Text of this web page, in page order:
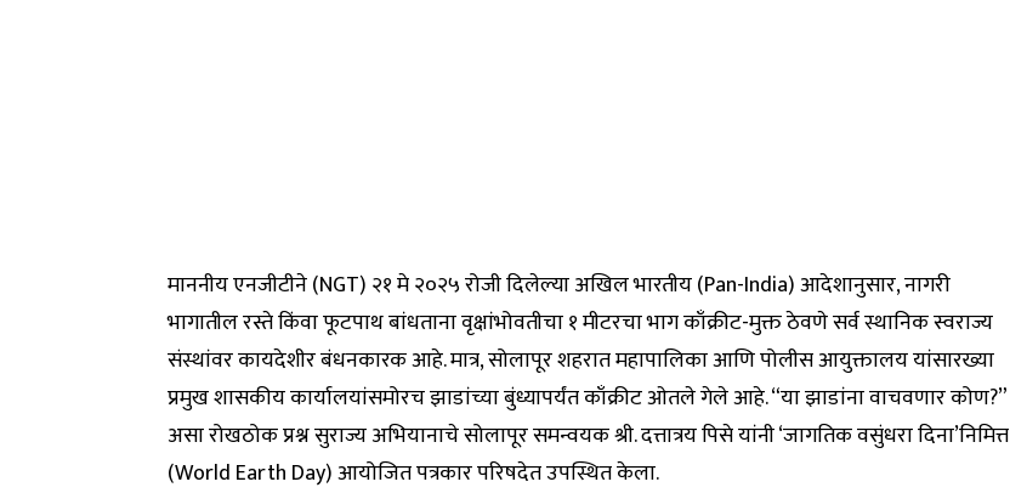
माननीय एनजीटीने (NGT) २१ मे २०२५ रोजी दिलेल्या अखिल भारतीय (Pan-India) आदेशानुसार, नागरी
भागातील रस्ते किंवा फूटपाथ बांधताना वृक्षांभोवतीचा १ मीटरचा भाग काँक्रीट-मुक्त ठेवणे सर्व स्थानिक स्वराज्य
संस्थांवर कायदेशीर बंधनकारक आहे. मात्र, सोलापूर शहरात महापालिका आणि पोलीस आयुक्तालय यांसारख्या
प्रमुख शासकीय कार्यालयांसमोरच झाडांच्या बुंध्यापर्यंत काँक्रीट ओतले गेले आहे. “या झाडांना वाचवणार कोण?”
असा रोखठोक प्रश्न सुराज्य अभियानाचे सोलापूर समन्वयक श्री. दत्तात्रय पिसे यांनी ‘जागतिक वसुंधरा दिना’निमित्त
(World Earth Day) आयोजित पत्रकार परिषदेत उपस्थित केला.